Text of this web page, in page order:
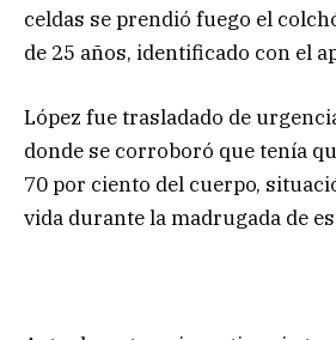
celdas se prendió fuego el
de 25 años, identificado con el
López fue trasladado de
donde se corroboró que tenía
70 por ciento del cuerpo,
vida durante la madrugada de